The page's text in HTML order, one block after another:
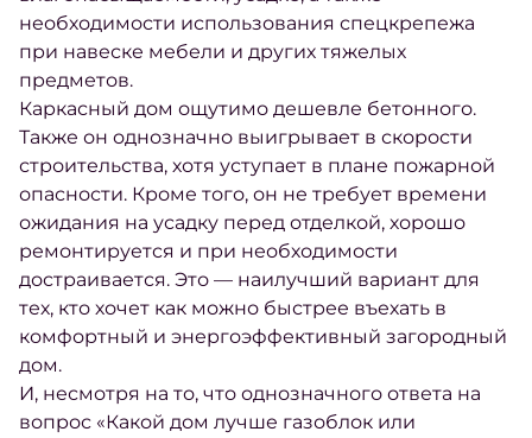
необходимости использования спецкрепежа
при навеске мебели и других тяжелых
предметов.
Каркасный дом ощутимо дешевле бетонного.
Также он однозначно выигрывает в скорости
строительства, хотя уступает в плане пожарной
опасности. Кроме того, он не требует времени
ожидания на усадку перед отделкой, хорошо
ремонтируется и при необходимости
достраивается. Это — наилучший вариант для
тех, кто хочет как можно быстрее въехать в
комфортный и энергоэффективный загородный
дом.
И, несмотря на то, что однозначного ответа на
вопрос «Какой дом лучше газоблок или